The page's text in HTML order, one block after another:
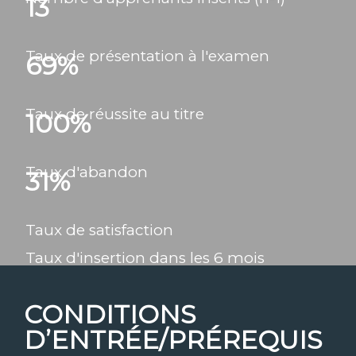
13
Taux de présentation à l'examen
69%
Taux de réussite au titre
100%
Taux d'abandon
31%
Taux de satisfaction
Taux d'insertion dans les 6 mois
CONDITIONS
D’ENTRÉE/PRÉREQUIS